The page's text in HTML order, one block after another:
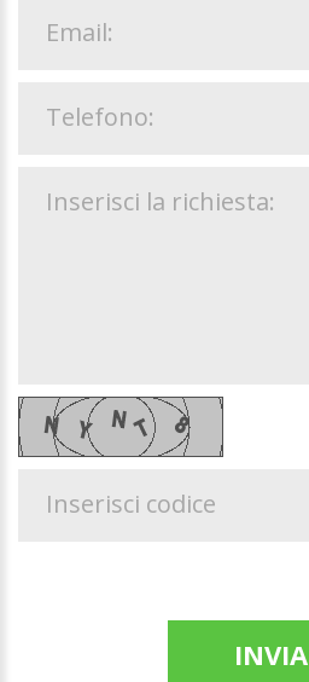
Email:
Telefono:
Inserisci la richiesta:
Inserisci codice
INVIA